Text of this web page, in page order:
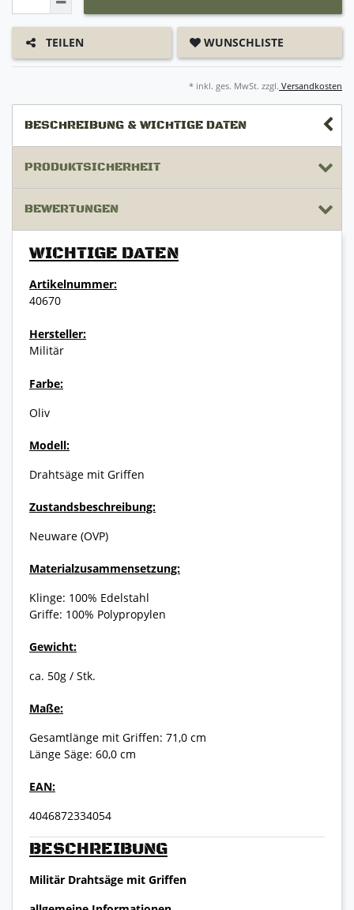
TEILEN WUNSCHLISTE
* inkl. ges. MwSt. zzgl. Versandkosten
BESCHREIBUNG & WICHTIGE DATEN
PRODUKTSICHERHEIT
BEWERTUNGEN
BESCHREIBUNG
Militär Drahtsäge mit Griffen
WICHTIGE DATEN
Artikelnummer:
40670
Hersteller:
Militär
Farbe:
Oliv
Modell:
Drahtsäge mit Griffen
Zustandsbeschreibung:
Neuware (OVP)
Materialzusammensetzung:
Klinge: 100% Edelstahl
Griffe: 100% Polypropylen
Gewicht:
ca. 50g / Stk.
Maße:
Gesamtlänge mit Griffen: 71,0 cm
Länge Säge: 60,0 cm
EAN:
4046872334054